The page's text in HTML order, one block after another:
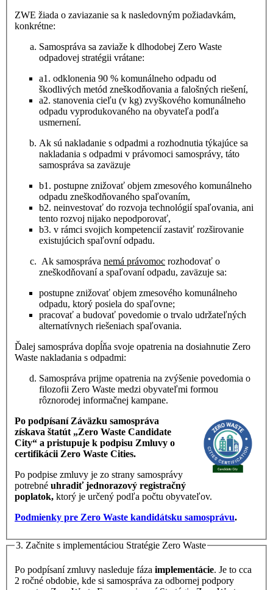
ZWE žiada o zaviazanie sa k nasledovným požiadavkám,
konkrétne:
Samospráva sa zaviaže k dlhodobej Zero Waste
odpadovej stratégii vrátane:
a1. odklonenia 90 % komunálneho odpadu od
škodlivých metód zneškodňovania a falošných riešení,
a2. stanovenia cieľu (v kg) zvyškového komunálneho
odpadu vyprodukovaného na obyvateľa podľa
usmernení.
Ak sú nakladanie s odpadmi a rozhodnutia týkajúce sa
nakladania s odpadmi v právomoci samosprávy, táto
samospráva sa zaväzuje
b1. postupne znižovať objem zmesového komunálneho
odpadu zneškodňovaného spaľovaním,
b2. neinvestovať do rozvoja technológií spaľovania, ani
tento rozvoj nijako nepodporovať,
b3. v rámci svojich kompetencií zastaviť rozširovanie
existujúcich spaľovní odpadu.
Ak samospráva nemá právomoc rozhodovať o
zneškodňovaní a spaľovaní odpadu, zaväzuje sa:
postupne znižovať objem zmesového komunálneho
odpadu, ktorý posiela do spaľovne;
pracovať a budovať povedomie o trvalo udržateľných
alternatívnych riešeniach spaľovania.
Ďalej samospráva dopĺňa svoje opatrenia na dosiahnutie Zero
Waste nakladania s odpadmi:
Samospráva prijme opatrenia na zvýšenie povedomia o
filozofii Zero Waste medzi obyvateľmi formou
rôznorodej informačnej kampane.
Po podpísaní Záväzku samospráva
získava štatút „Zero Waste Candidate
City“ a pristupuje k podpisu Zmluvy o
certifikácii Zero Waste Cities.
Po podpise zmluvy je zo strany samosprávy
potrebné uhradiť jednorazový registračný
poplatok, ktorý je určený podľa počtu obyvateľov.
Podmienky pre Zero Waste kandidátsku samosprávu.
3. Začnite s implementáciou Stratégie Zero Waste
Po podpísaní zmluvy nasleduje fáza implementácie. Je to cca
2 ročné obdobie, kde si samospráva za odbornej podpory